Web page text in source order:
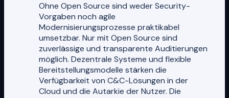
Ohne Open Source sind weder Security-
Vorgaben noch agile
Modernisierungsprozesse praktikabel
umsetzbar. Nur mit Open Source sind
zuverlässige und transparente Auditierungen
möglich. Dezentrale Systeme und flexible
Bereitstellungsmodelle stärken die
Verfügbarkeit von C&C-Lösungen in der
Cloud und die Autarkie der Nutzer. Die